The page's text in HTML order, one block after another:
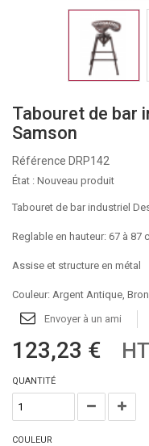
Tabouret de bar
Samson
Référence DRP142
État : Nouveau produit
Tabouret de bar industriel
Reglable en hauteur: 67 à 87
Assise et structure en métal
Couleur: Argent Antique,
Envoyer à un ami
123,23 € HT
QUANTITÉ
COULEUR